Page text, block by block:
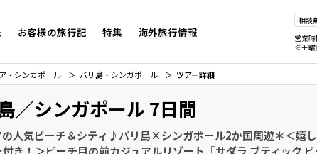
お客様の旅行記 特集 海外旅行情報
相談
営業
※土曜
・シンガポール バリ島・シンガポール ツアー詳細
／シンガポール 7日間
の人気ビーチ＆シティ♪バリ島×シンガポール2か国周遊＊＜嬉
き！＞ビーチ目の前カジュアルリゾート『サダラ ブティック